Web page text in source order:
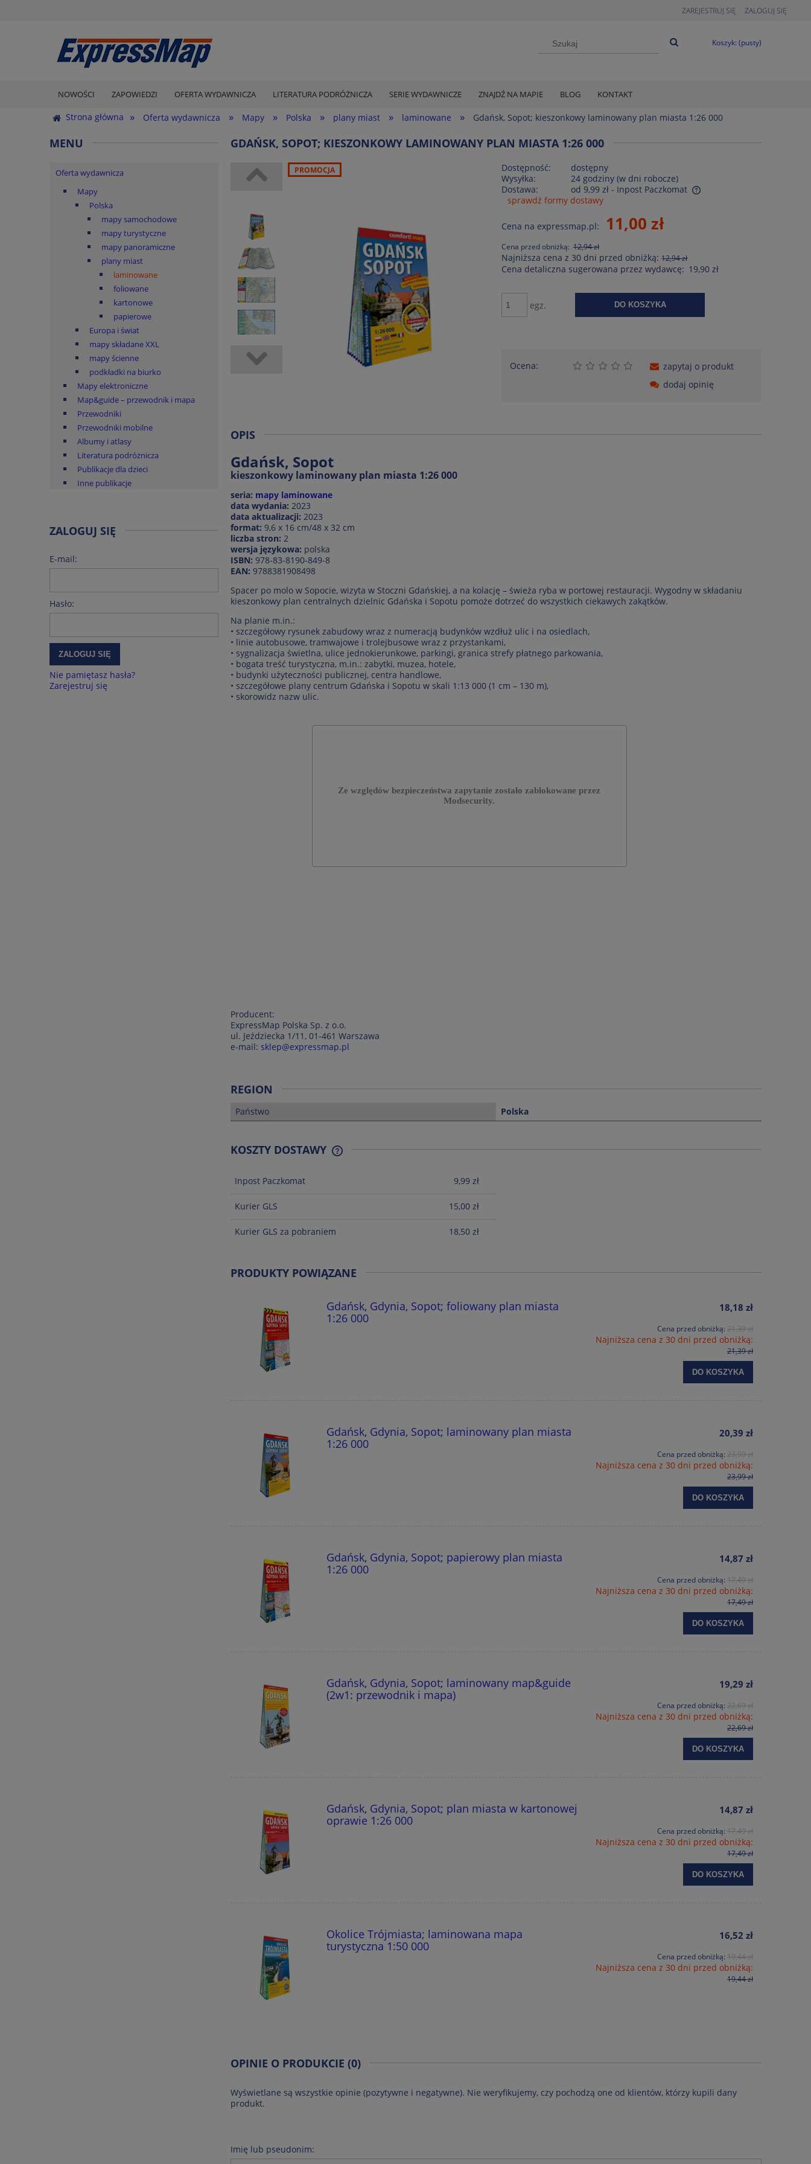
ZAREJESTRUJ SIĘ ZALOGUJ SIĘ
Koszyk: (pusty)
NOWOŚCI ZAPOWIEDZI OFERTA WYDAWNICZA LITERATURA PODRÓŻNICZA SERIE WYDAWNICZE ZNAJDŹ NA MAPIE BLOG KONTAKT
Strona główna » Oferta wydawnicza » Mapy » Polska » plany miast » laminowane » Gdańsk, Sopot; kieszonkowy laminowany plan miasta 1:26 000
MENU
Oferta wydawnicza
Mapy
Polska
mapy samochodowe
mapy turystyczne
mapy panoramiczne
plany miast
laminowane
foliowane
kartonowe
papierowe
Europa i świat
mapy składane XXL
mapy ścienne
podkładki na biurko
Mapy elektroniczne
Map&guide – przewodnik i mapa
Przewodniki
Przewodniki mobilne
Albumy i atlasy
Literatura podróżnicza
Publikacje dla dzieci
Inne publikacje
ZALOGUJ SIĘ
E-mail:
Hasło:
ZALOGUJ SIĘ
Nie pamiętasz hasła?
Zarejestruj się
GDAŃSK, SOPOT; KIESZONKOWY LAMINOWANY PLAN MIASTA 1:26 000
PROMOCJA Dostępność:
dostępny
Wysyłka:
24 godziny (w dni robocze)
Dostawa:
od 9,99 zł - Inpost Paczkomat
Cena nie zawiera ewentualnych kosztów
płatności
sprawdź formy dostawy
Cena na expressmap.pl: 11,00 zł
Cena przed obniżką: 12,94 zł
Najniższa cena z 30 dni przed obniżką:12,94 zł
Cena detaliczna sugerowana przez wydawcę: 19,90 zł
egz. DO KOSZYKA
Ocena:
zapytaj o produkt
dodaj opinię
OPIS
Gdańsk, Sopot
kieszonkowy laminowany plan miasta 1:26 000
seria: mapy laminowane
data wydania: 2023
data aktualizacji: 2023
format: 9,6 x 16 cm/48 x 32 cm
liczba stron: 2
wersja językowa: polska
ISBN: 978-83-8190-849-8
EAN: 9788381908498
Spacer po molo w Sopocie, wizyta w Stoczni Gdańskiej, a na kolację – świeża ryba w portowej restauracji. Wygodny w składaniu
kieszonkowy plan centralnych dzielnic Gdańska i Sopotu pomoże dotrzeć do wszystkich ciekawych zakątków.
Na planie m.in.:
• szczegółowy rysunek zabudowy wraz z numeracją budynków wzdłuż ulic i na osiedlach,
• linie autobusowe, tramwajowe i trolejbusowe wraz z przystankami,
• sygnalizacja świetlna, ulice jednokierunkowe, parkingi, granica strefy płatnego parkowania,
• bogata treść turystyczna, m.in.: zabytki, muzea, hotele,
• budynki użyteczności publicznej, centra handlowe,
• szczegółowe plany centrum Gdańska i Sopotu w skali 1:13 000 (1 cm – 130 m),
• skorowidz nazw ulic.
Producent:
ExpressMap Polska Sp. z o.o.
ul. Jeździecka 1/11, 01-461 Warszawa
e-mail: sklep@expressmap.pl
REGION
Państwo Polska
KOSZTY DOSTAWY
CENA NIE ZAWIERA EWENTUALNYCH
Inpost Paczkomat 9,99 zł
Kurier GLS 15,00 zł
Kurier GLS za pobraniem 18,50 zł
PRODUKTY POWIĄZANE
Gdańsk, Gdynia, Sopot; foliowany plan miasta
1:26 000
18,18 zł
Cena przed obniżką: 21,39 zł
Najniższa cena z 30 dni przed obniżką:
21,39 zł
DO KOSZYKA
Gdańsk, Gdynia, Sopot; laminowany plan miasta
1:26 000
20,39 zł
Cena przed obniżką: 23,99 zł
Najniższa cena z 30 dni przed obniżką:
23,99 zł
DO KOSZYKA
Gdańsk, Gdynia, Sopot; papierowy plan miasta
1:26 000
14,87 zł
Cena przed obniżką: 17,49 zł
Najniższa cena z 30 dni przed obniżką:
17,49 zł
DO KOSZYKA
Gdańsk, Gdynia, Sopot; laminowany map&guide
(2w1: przewodnik i mapa)
19,29 zł
Cena przed obniżką: 22,69 zł
Najniższa cena z 30 dni przed obniżką:
22,69 zł
DO KOSZYKA
Gdańsk, Gdynia, Sopot; plan miasta w kartonowej
oprawie 1:26 000
14,87 zł
Cena przed obniżką: 17,49 zł
Najniższa cena z 30 dni przed obniżką:
17,49 zł
DO KOSZYKA
Okolice Trójmiasta; laminowana mapa
turystyczna 1:50 000
16,52 zł
Cena przed obniżką: 19,44 zł
Najniższa cena z 30 dni przed obniżką:
19,44 zł
OPINIE O PRODUKCIE (0)
Wyświetlane są wszystkie opinie (pozytywne i negatywne). Nie weryfikujemy, czy pochodzą one od klientów, którzy kupili dany
produkt.
Imię lub pseudonim: